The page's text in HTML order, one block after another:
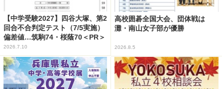
【中学受験2027】四谷大塚、第2
回合不合判定テスト（7/5実施）
偏差値…筑駒74・桜蔭70＜PR＞
2026.7.10
高校囲碁全国大会、団体戦は
灘・南山女子部が優勝
2026.8.5